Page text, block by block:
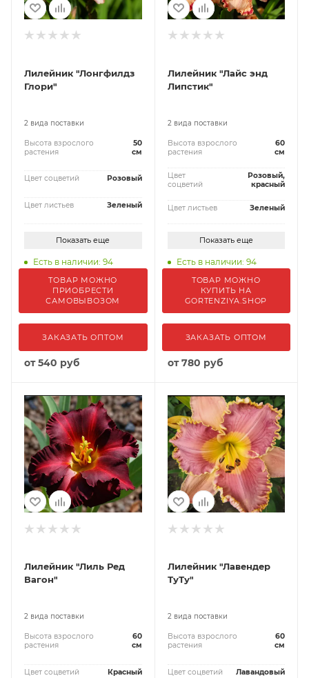
Лилейник "Лонгфилдз
Глори"
2 вида поставки
Высота взрослого
растения
50
см
Цвет соцветий Розовый
Цвет листьев Зеленый
Показать еще
Есть в наличии: 94
ТОВАР МОЖНО
ПРИОБРЕСТИ
САМОВЫВОЗОМ
ЗАКАЗАТЬ ОПТОМ
от540 руб
Лилейник "Лайс энд
Липстик"
2 вида поставки
Высота взрослого
растения
60
см
Цвет
соцветий
Розовый,
красный
Цвет листьев Зеленый
Показать еще
Есть в наличии: 94
ТОВАР МОЖНО
КУПИТЬ НА
GORTENZIYA.SHOP
ЗАКАЗАТЬ ОПТОМ
от780 руб
Лилейник "Лиль Ред
Вагон"
2 вида поставки
Высота взрослого
растения
60
см
Цвет соцветий Красный
Лилейник "Лавендер
ТуТу"
2 вида поставки
Высота взрослого
растения
60
см
Цвет соцветий Лавандовый